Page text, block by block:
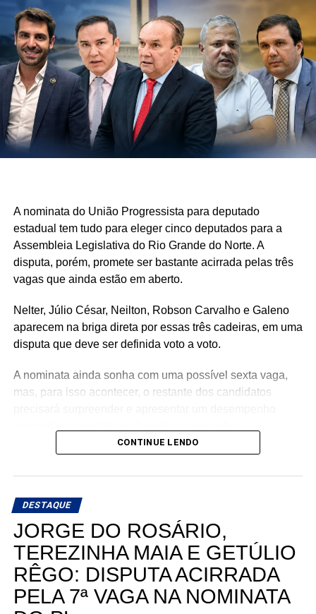
A nominata do União Progressista para deputado
estadual tem tudo para eleger cinco deputados para a
Assembleia Legislativa do Rio Grande do Norte. A
disputa, porém, promete ser bastante acirrada pelas três
vagas que ainda estão em aberto.
Nelter, Júlio César, Neilton, Robson Carvalho e Galeno
aparecem na briga direta por essas três cadeiras, em uma
disputa que deve ser definida voto a voto.
A nominata ainda sonha com uma possível sexta vaga,
mas, para isso acontecer, o restante dos candidatos
Teoricamente, Kleber Rodrigues e Cinthia, esposa de
Allyson Bezerra, pré-candidato ao Governo do Estado,
votação dentro da nominata.
Com cinco cadeiras consideradas viáveis e uma sexta
dependendo de um desempenho acima do esperado, a
briga interna do União Progressista promete ser uma das
mais interessantes da eleição para a Assembleia
Legislativa em 2026.
CONTINUE LENDO
DESTAQUE
JORGE DO ROSÁRIO,
TEREZINHA MAIA E GETÚLIO
RÊGO: DISPUTA ACIRRADA
PELA 7ª VAGA NA NOMINATA